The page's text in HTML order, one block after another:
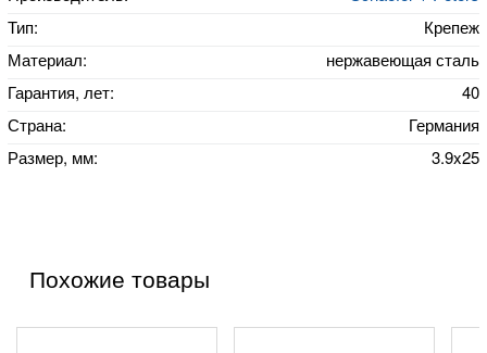
Тип:
Крепеж
Материал:
нержавеющая сталь
Гарантия, лет:
40
Страна:
Германия
Размер, мм:
3.9x25
Похожие товары